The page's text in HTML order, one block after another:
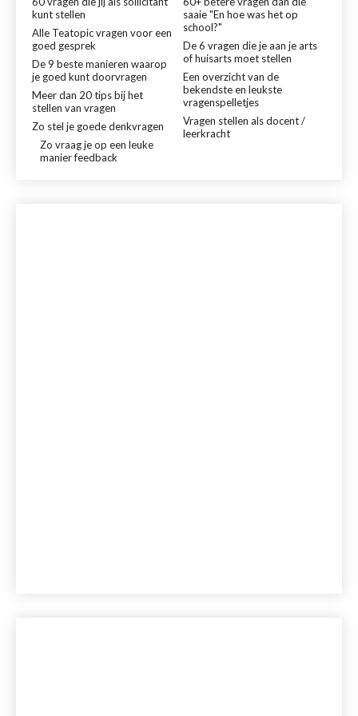
kunt stellen
saaie "En hoe was het op
school?"
Alle Teatopic vragen voor een
goed gesprek
De 6 vragen die je aan je arts
of huisarts moet stellen
De 9 beste manieren waarop
je goed kunt doorvragen
Een overzicht van de
bekendste en leukste
vragenspelletjes
Meer dan 20 tips bij het
stellen van vragen
Vragen stellen als docent /
leerkracht
Zo stel je goede denkvragen
Zo vraag je op een leuke
manier feedback